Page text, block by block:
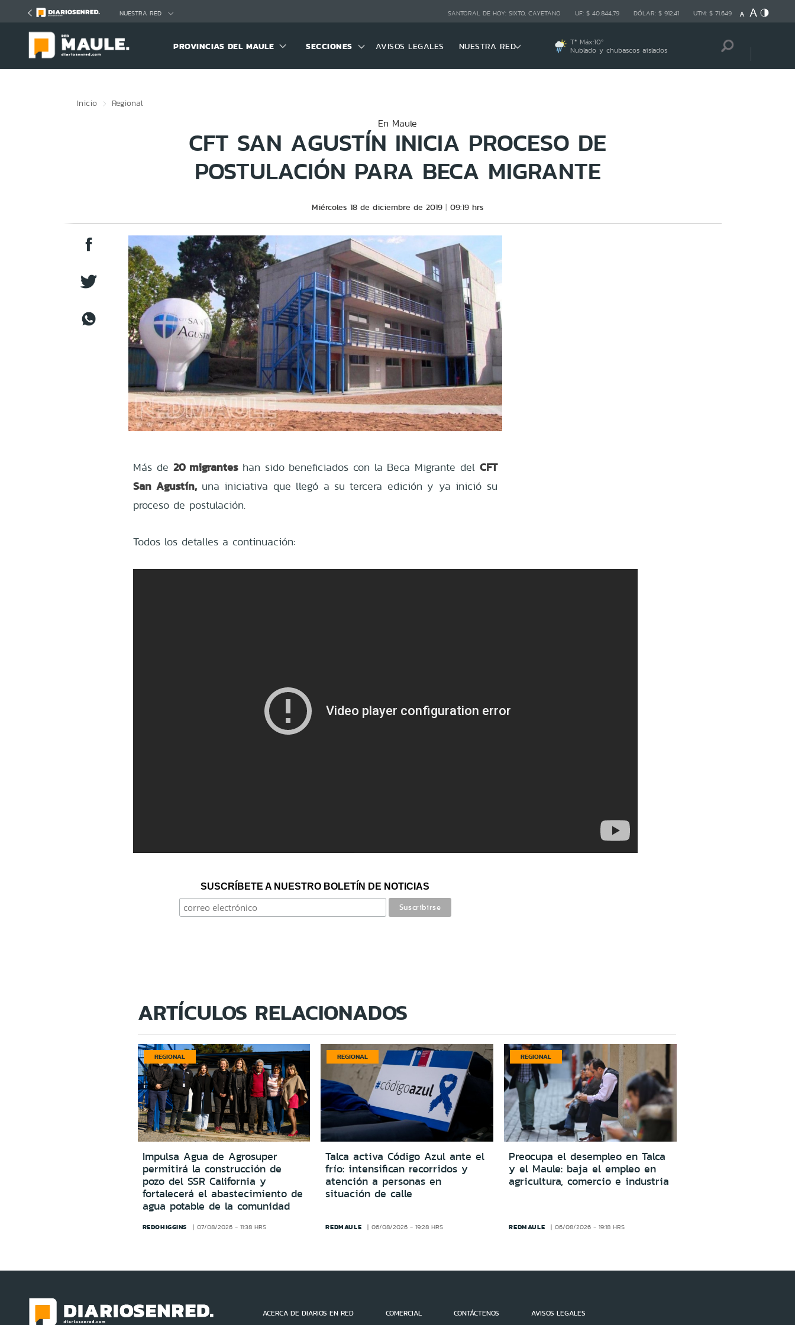
NUESTRA RED SANTORAL DE HOY: SIXTO, CAYETANO UF: $ 40.844,79 DÓLAR: $ 912,41 UTM: $ 71.649
PROVINCIAS DEL MAULE SECCIONES AVISOS LEGALES NUESTRA RED Tª Máx:10º
Nublado y chubascos aislados
Inicio Regional
En Maule
CFT SAN AGUSTÍN INICIA PROCESO DE
POSTULACIÓN PARA BECA MIGRANTE
Miércoles 18 de diciembre de 2019 09:19 hrs
Más de 20 migranteshan sido beneficiados con la Beca Migrante del CFT
San Agustín,una iniciativa que llegó a su tercera edición y ya inició su
proceso de postulación.
Todos los detalles a continuación:
SUSCRÍBETE A NUESTRO BOLETÍN DE NOTICIAS
ARTÍCULOS RELACIONADOS
REGIONAL
Impulsa Agua de Agrosuper
permitirá la construcción de
pozo del SSR California y
fortalecerá el abastecimiento de
agua potable de la comunidad
REDOHIGGINS 07/08/2026 - 11:38 HRS
REGIONAL
Talca activa Código Azul ante el
frío: intensifican recorridos y
atención a personas en
situación de calle
REDMAULE 06/08/2026 - 19:28 HRS
REGIONAL
Preocupa el desempleo en Talca
y el Maule: baja el empleo en
agricultura, comercio e industria
REDMAULE 06/08/2026 - 19:18 HRS
ACERCA DE DIARIOS EN RED COMERCIAL CONTÁCTENOS AVISOS LEGALES